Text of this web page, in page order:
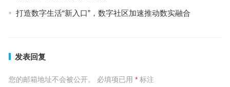
打造数字生活“新入口”，数字社区加速推动数实融合
发表回复
您的邮箱地址不会被公开。 必填项已用 *标注